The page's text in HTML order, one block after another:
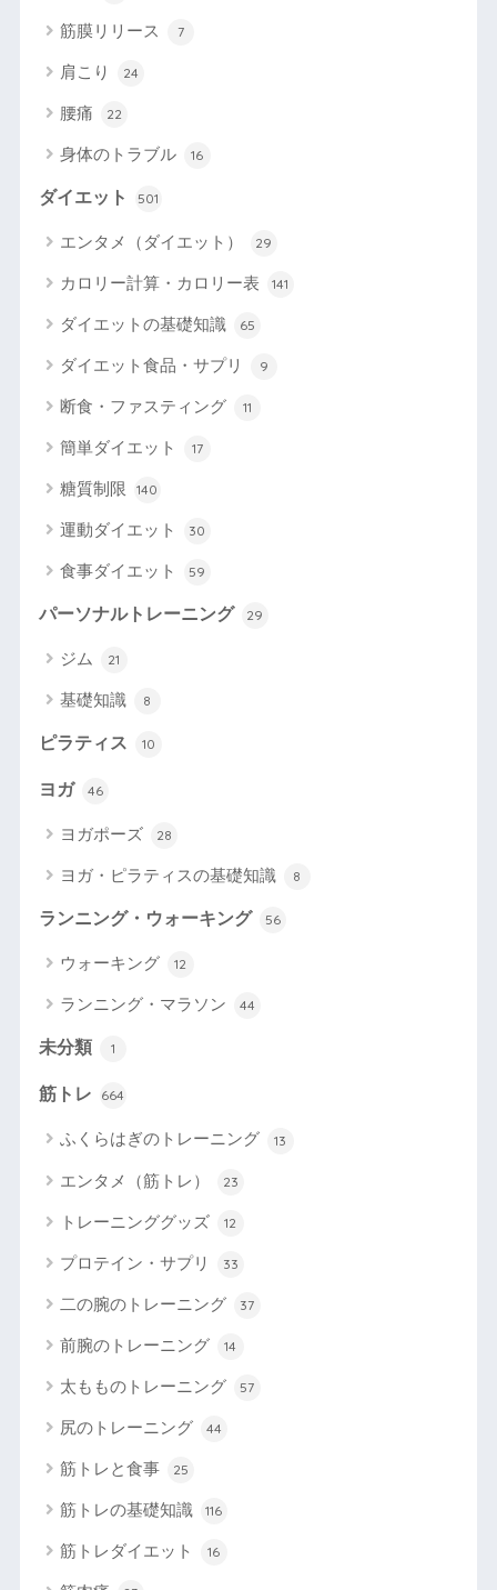
筋膜リリース 7
肩こり 24
腰痛 22
身体のトラブル 16
ダイエット 501
エンタメ（ダイエット） 29
カロリー計算・カロリー表 141
ダイエットの基礎知識 65
ダイエット食品・サプリ 9
断食・ファスティング 11
簡単ダイエット 17
糖質制限 140
運動ダイエット 30
食事ダイエット 59
パーソナルトレーニング 29
ジム 21
基礎知識 8
ピラティス 10
ヨガ 46
ヨガポーズ 28
ヨガ・ピラティスの基礎知識 8
ランニング・ウォーキング 56
ウォーキング 12
ランニング・マラソン 44
未分類 1
筋トレ 664
ふくらはぎのトレーニング 13
エンタメ（筋トレ） 23
トレーニンググッズ 12
プロテイン・サプリ 33
二の腕のトレーニング 37
前腕のトレーニング 14
太もものトレーニング 57
尻のトレーニング 44
筋トレと食事 25
筋トレの基礎知識 116
筋トレダイエット 16